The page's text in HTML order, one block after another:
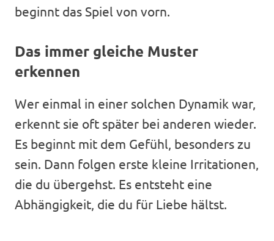
beginnt das Spiel von vorn.
Das immer gleiche Muster
erkennen
Wer einmal in einer solchen Dynamik war,
erkennt sie oft später bei anderen wieder.
Es beginnt mit dem Gefühl, besonders zu
sein. Dann folgen erste kleine Irritationen,
die du übergehst. Es entsteht eine
Abhängigkeit, die du für Liebe hältst.